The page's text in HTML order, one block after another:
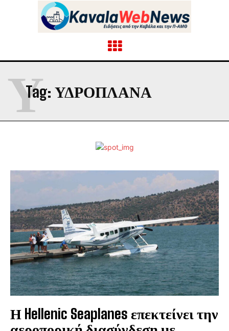
Tag: ΥΔΡΟΠΛΑΝΑ
Υ
Η Hellenic Seaplanes επεκτείνει την